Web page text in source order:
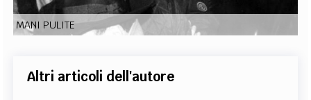
MANI PULITE
Altri articoli dell'autore